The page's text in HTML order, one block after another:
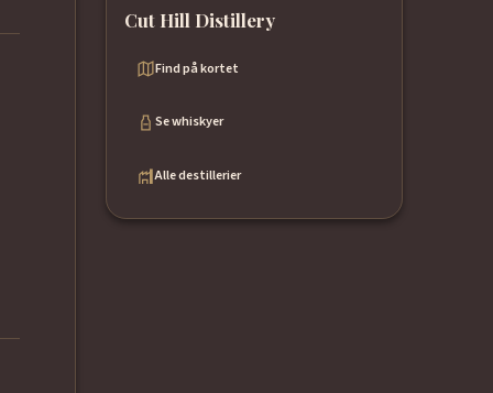
Cut Hill Distillery
Find på kortet
Se whiskyer
Alle destillerier